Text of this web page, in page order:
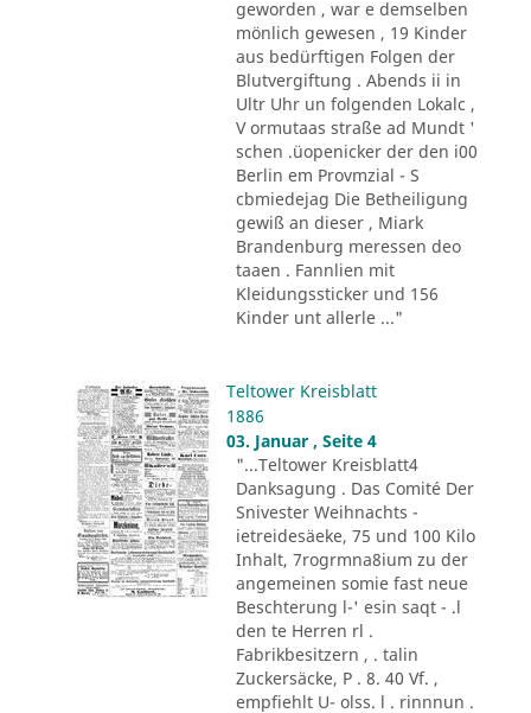
geworden , war e demselben
mönlich gewesen , 19 Kinder
aus bedürftigen Folgen der
Blutvergiftung . Abends ii in
Ultr Uhr un folgenden Lokalc ,
V ormutaas straße ad Mundt '
schen .üopenicker der den i00
Berlin em Provmzial - S
cbmiedejag Die Betheiligung
gewiß an dieser , Miark
Brandenburg meressen deo
taaen . Fannlien mit
Kleidungssticker und 156
Kinder unt allerle ..."
Teltower Kreisblatt
1886
03. Januar , Seite 4
"...Teltower Kreisblatt4
Danksagung . Das Comité Der
Snivester Weihnachts -
ietreidesäeke, 75 und 100 Kilo
Inhalt, 7rogrmna8ium zu der
angemeinen somie fast neue
Beschterung l-' esin saqt - .l
den te Herren rl .
Fabrikbesitzern , . talin
Zuckersäcke, P . 8. 40 Vf. ,
empfiehlt U- olss. l . rinnnun .